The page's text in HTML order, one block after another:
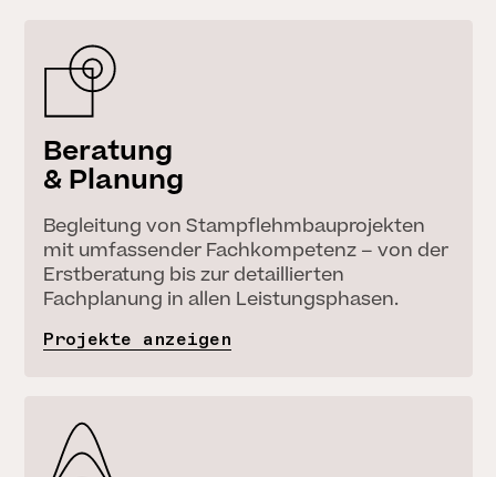
Beratung
& Planung
Begleitung von Stampflehmbauprojekten
mit umfassender Fachkompetenz – von der
Erstberatung bis zur detaillierten
Fachplanung in allen Leistungsphasen.
Projekte anzeigen